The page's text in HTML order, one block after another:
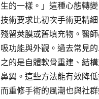
生的一樣。」這種心態轉
技術要求比初次手術更精
殘留莢膜或舊填充物。醫
吸功能與外觀。過去常見
之的是自體軟骨重建、結
鼻翼。這些方法能有效降
而重修手術的風潮也與社